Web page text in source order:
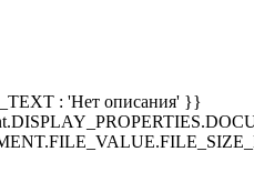
: 'Нет описания' }}